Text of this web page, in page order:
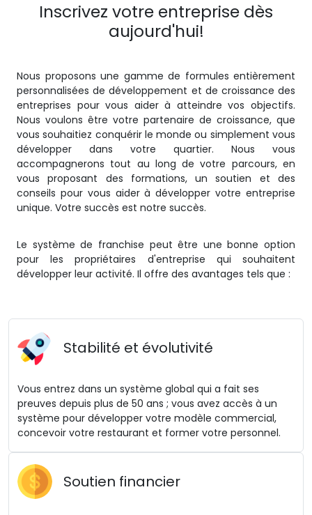
Inscrivez votre entreprise dès
aujourd'hui!
Nous proposons une gamme de formules entièrement
personnalisées de développement et de croissance des
entreprises pour vous aider à atteindre vos objectifs.
Nous voulons être votre partenaire de croissance, que
vous souhaitiez conquérir le monde ou simplement vous
développer dans votre quartier. Nous vous
accompagnerons tout au long de votre parcours, en
vous proposant des formations, un soutien et des
conseils pour vous aider à développer votre entreprise
unique. Votre succès est notre succès.
Le système de franchise peut être une bonne option
pour les propriétaires d'entreprise qui souhaitent
développer leur activité. Il offre des avantages tels que :
Stabilité et évolutivité
Vous entrez dans un système global qui a fait ses
preuves depuis plus de 50 ans ; vous avez accès à un
système pour développer votre modèle commercial,
concevoir votre restaurant et former votre personnel.
Soutien financier